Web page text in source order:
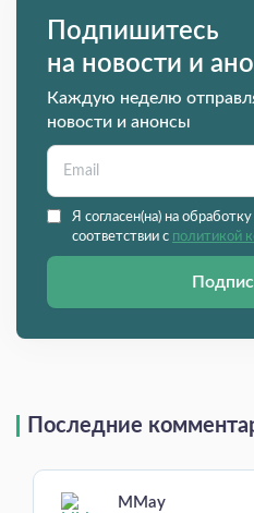
Подпишитесь
на новости и
Каждую неделю
новости и анонсы
Я согласен(на) на
соответствии с политикой
Последние
MMay